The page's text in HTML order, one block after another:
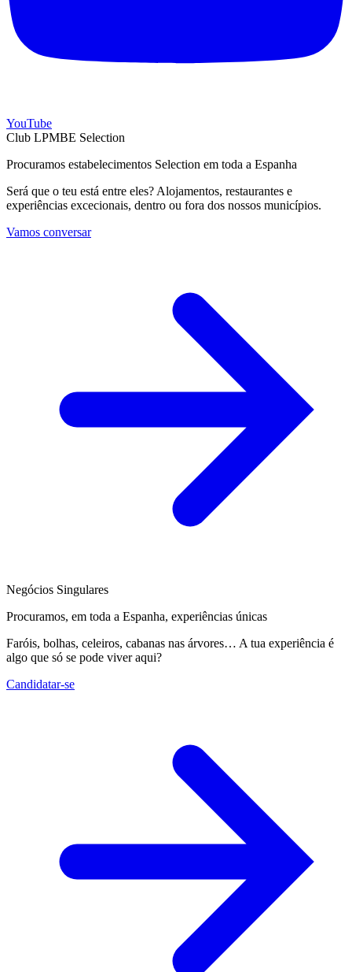
YouTube
Club LPMBE Selection
Procuramos estabelecimentos Selection em toda a Espanha
Será que o teu está entre eles? Alojamentos, restaurantes e
experiências excecionais, dentro ou fora dos nossos municípios.
Vamos conversar
Negócios Singulares
Procuramos, em toda a Espanha, experiências únicas
Faróis, bolhas, celeiros, cabanas nas árvores… A tua experiência é
algo que só se pode viver aqui?
Candidatar-se